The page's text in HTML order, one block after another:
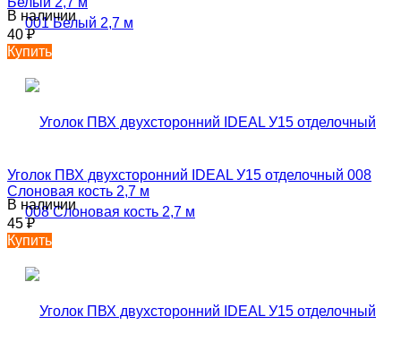
В наличии
40₽
Купить
Уголок ПВХ двухсторонний IDEAL У15 отделочный 008
Слоновая кость 2,7 м
В наличии
45₽
Купить